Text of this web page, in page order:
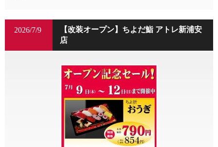
【改装オープン】ちよだ鮨 アトレ新浦安
店
2026/7/9